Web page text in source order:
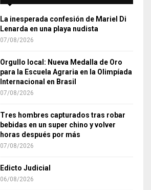
La inesperada confesión de Mariel Di
Lenarda en una playa nudista
07/08/2026
Orgullo local: Nueva Medalla de Oro
para la Escuela Agraria en la Olimpíada
Internacional en Brasil
07/08/2026
Tres hombres capturados tras robar
bebidas en un super chino y volver
horas después por más
07/08/2026
Edicto Judicial
06/08/2026